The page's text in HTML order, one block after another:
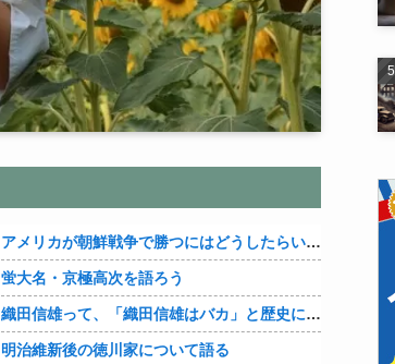
アメリカが朝鮮戦争で勝つにはどうしたらいいのか？
蛍大名・京極高次を語ろう
織田信雄って、「織田信雄はバカ」と歴史に書かれているが今まで家が残っているんでバカではないよな？
明治維新後の徳川家について語る